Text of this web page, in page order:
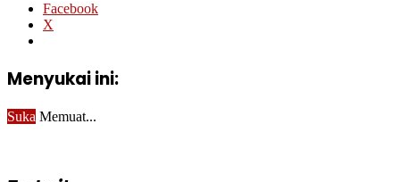
Facebook
X
Menyukai ini:
Suka Memuat...